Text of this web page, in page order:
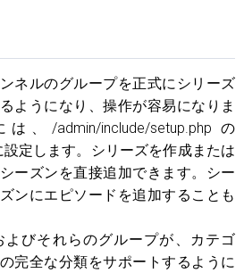
ネルのグループを正式にシリーズ
ようになり、操作が容易になりま
/admin/include/setup.php の
定します。シリーズを作成または
ーズンを直接追加できます。シー
ンにエピソードを追加することも
よびそれらのグループが、カテゴ
完全な分類をサポートするように